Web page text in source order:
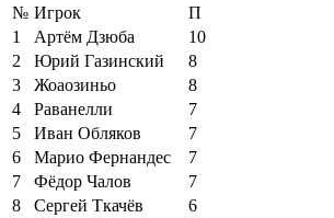
№ Игрок
П
1
Артём Дзюба
10
2
Юрий Газинский
8
3
Жоаозиньо
8
4
Раванелли
7
5
Иван Обляков
7
6
Марио Фернандес
7
7
Фёдор Чалов
7
8
Сергей Ткачёв
6